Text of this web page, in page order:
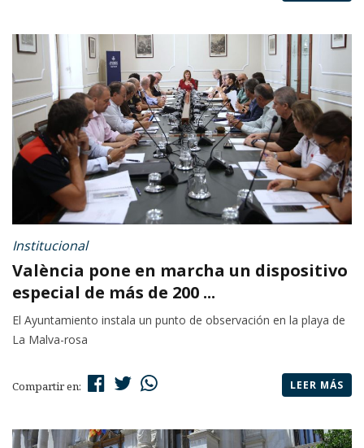
Institucional
València pone en marcha un dispositivo
especial de más de 200 ...
El Ayuntamiento instala un punto de observación en la playa de
La Malva-rosa
Compartir en: LEER MÁS